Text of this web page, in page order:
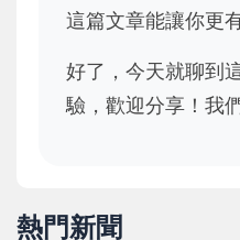
這篇文章能讓你更
好了，今天就聊到
驗，歡迎分享！我
熱門新聞